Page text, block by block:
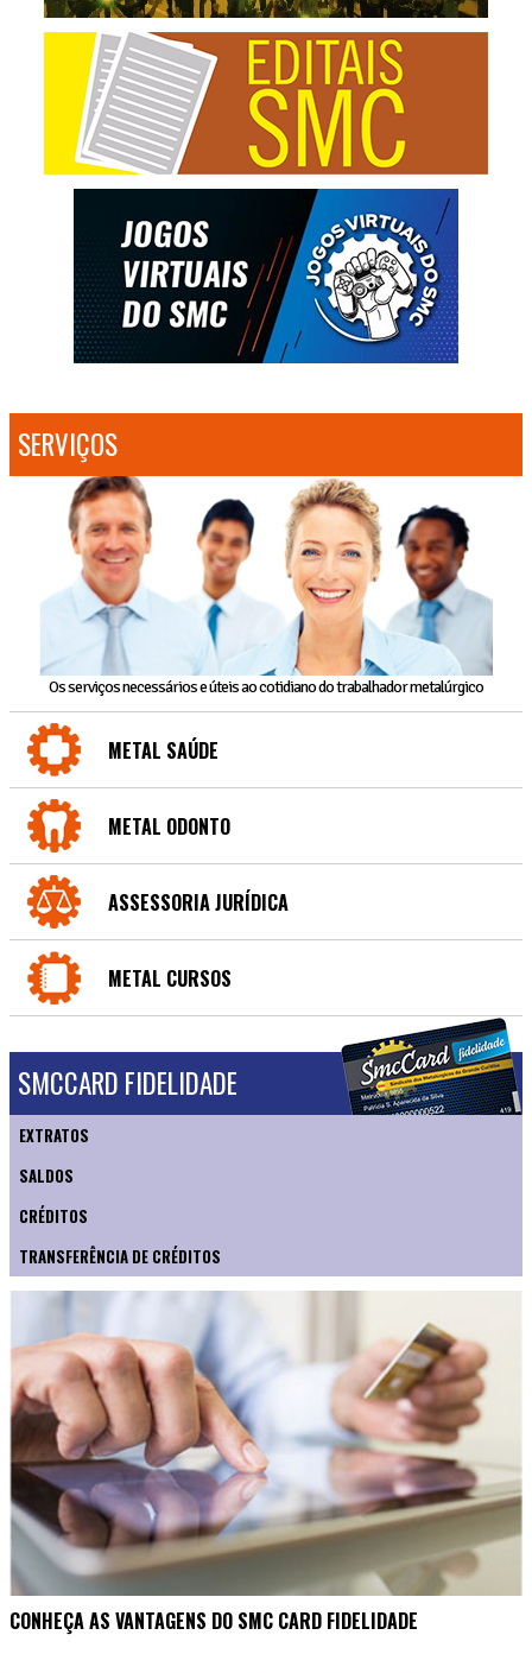
SERVIÇOS
Os serviços necessários e úteis ao cotidiano do trabalhador metalúrgico
METAL SAÚDE
METAL ODONTO
ASSESSORIA JURÍDICA
METAL CURSOS
SMCCARD FIDELIDADE
EXTRATOS
SALDOS
CRÉDITOS
TRANSFERÊNCIA DE CRÉDITOS
CONHEÇA AS VANTAGENS DO SMC CARD FIDELIDADE